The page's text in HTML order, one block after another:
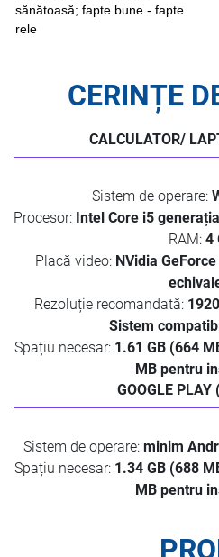
sănătoasă; fapte bune - fapte
rele
CERINȚE
CALCULATOR/
Sistem de operare:
Procesor: Intel Core i5
RAM: 4
Placă video: NVidia
Rezoluție recomandată:
Sistem
Spațiu necesar: 1.61 GB (664
MB pentru
GOOGLE PLAY
Sistem de operare: minim
Spațiu necesar: 1.34 GB (688
MB pentru